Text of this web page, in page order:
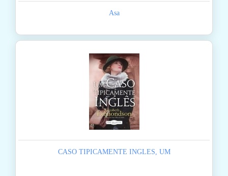
Asa
CASO TIPICAMENTE INGLES, UM